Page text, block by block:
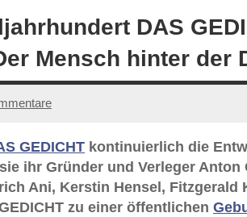
DAS
Mensch hinter der
GEDICHT kontinuierlich die
ihr Gründer und Verleger Anton
Ani, Kerstin Hensel, Fitzgerald
zu einer öffentlichen